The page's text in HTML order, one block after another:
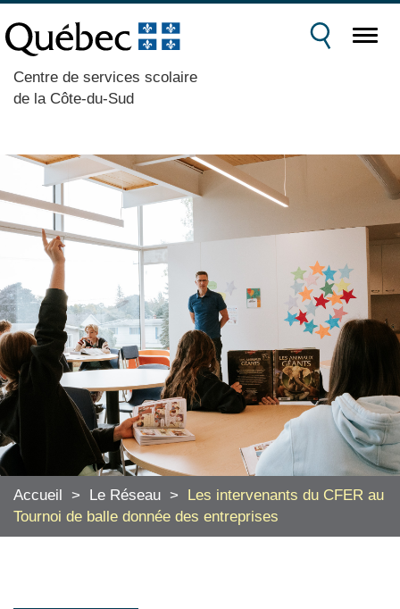
Centre de services scolaire
de la Côte-du-Sud
Accueil > Le Réseau >
Les intervenants du CFER au
Tournoi de balle donnée des entreprises